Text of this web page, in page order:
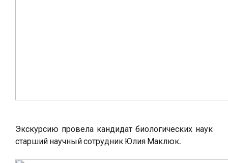
Экскурсию провела кандидат биологических наук
старший научный сотрудник Юлия Маклюк.